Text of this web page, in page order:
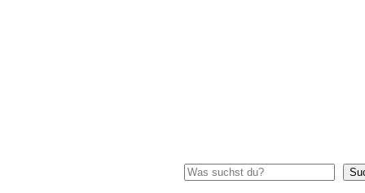
Suchen